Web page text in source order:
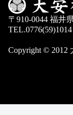
〒910-0044 福井
Copyright © 2012